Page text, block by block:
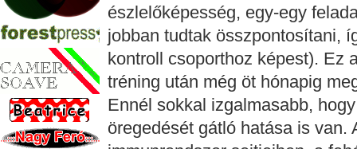
észlelőképesség, egy-egy
jobban tudtak összpontosítani,
kontroll csoporthoz képest). Ez
tréning után még öt hónapig
Ennél sokkal izgalmasabb,
öregedését gátló hatása is van.